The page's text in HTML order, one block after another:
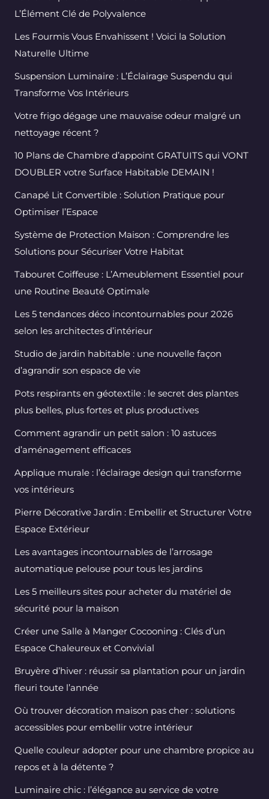
L’Élément Clé de Polyvalence
Les Fourmis Vous Envahissent ! Voici la Solution
Naturelle Ultime
Suspension Luminaire : L’Éclairage Suspendu qui
Transforme Vos Intérieurs
Votre frigo dégage une mauvaise odeur malgré un
nettoyage récent ?
10 Plans de Chambre d’appoint GRATUITS qui VONT
DOUBLER votre Surface Habitable DEMAIN !
Canapé Lit Convertible : Solution Pratique pour
Optimiser l’Espace
Système de Protection Maison : Comprendre les
Solutions pour Sécuriser Votre Habitat
Tabouret Coiffeuse : L’Ameublement Essentiel pour
une Routine Beauté Optimale
Les 5 tendances déco incontournables pour 2026
selon les architectes d’intérieur
Studio de jardin habitable : une nouvelle façon
d’agrandir son espace de vie
Pots respirants en géotextile : le secret des plantes
plus belles, plus fortes et plus productives
Comment agrandir un petit salon : 10 astuces
d’aménagement efficaces
Applique murale : l’éclairage design qui transforme
vos intérieurs
Pierre Décorative Jardin : Embellir et Structurer Votre
Espace Extérieur
Les avantages incontournables de l’arrosage
automatique pelouse pour tous les jardins
Les 5 meilleurs sites pour acheter du matériel de
sécurité pour la maison
Créer une Salle à Manger Cocooning : Clés d’un
Espace Chaleureux et Convivial
Bruyère d’hiver : réussir sa plantation pour un jardin
fleuri toute l’année
Où trouver décoration maison pas cher : solutions
accessibles pour embellir votre intérieur
Quelle couleur adopter pour une chambre propice au
repos et à la détente ?
Luminaire chic : l’élégance au service de votre